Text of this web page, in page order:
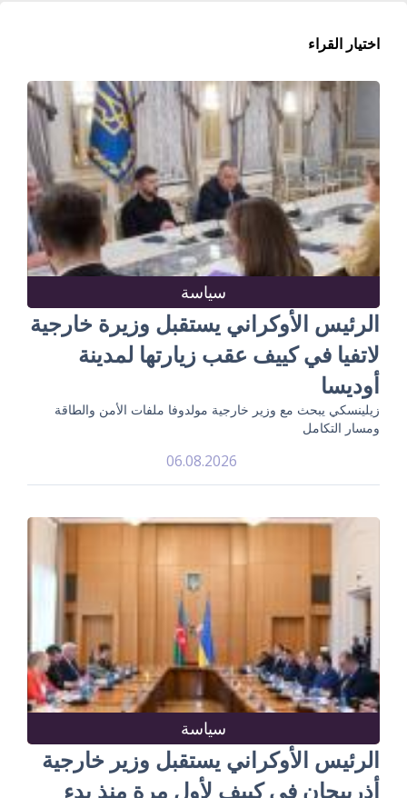
اختيار القراء
سياسة
الرئيس الأوكراني يستقبل وزيرة خارجية
لاتفيا في كييف عقب زيارتها لمدينة
أوديسا
زيلينسكي يبحث مع وزير خارجية مولدوفا ملفات الأمن والطاقة
ومسار التكامل
06.08.2026
سياسة
الرئيس الأوكراني يستقبل وزير خارجية
أذربيجان في كييف لأول مرة منذ بدء